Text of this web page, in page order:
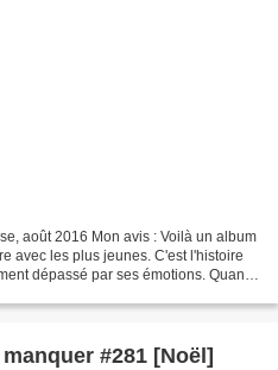
août 2016 Mon avis : Voilà un album
avec les plus jeunes. C'est l'histoire
dépassé par ses émotions. Quand
#281 [Noël]